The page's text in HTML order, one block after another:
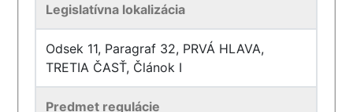
Legislatívna lokalizácia
Odsek 11, Paragraf 32, PRVÁ HLAVA,
TRETIA ČASŤ, Článok I
Predmet regulácie